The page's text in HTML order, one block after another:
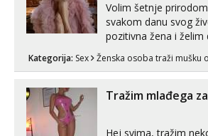
Volim šetnje
svakom danu svog
pozitivna žena i želim
može i nešto više.💋🌺
Kategorija: Sex Ženska osoba traži mušku
Tražim mlađega
Hej svima, tražim